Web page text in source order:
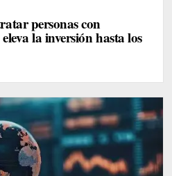
personas con
la inversión hasta los